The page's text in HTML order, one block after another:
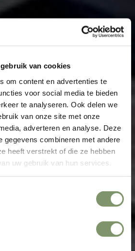
van cookies
om content en advertenties te
voor social media te bieden
te analyseren. Ook delen we
van onze site met onze
adverteren en analyse. Deze
gegevens combineren met andere
heeft verstrekt of die ze hebben
uw gebruik van hun services.